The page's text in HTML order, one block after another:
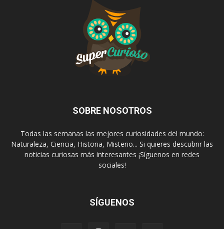
SOBRE NOSOTROS
Todas las semanas las mejores curiosidades del mundo:
Naturaleza, Ciencia, Historia, Misterio... Si quieres descubrir las
noticias curiosas más interesantes ¡Síguenos en redes
sociales!
SÍGUENOS